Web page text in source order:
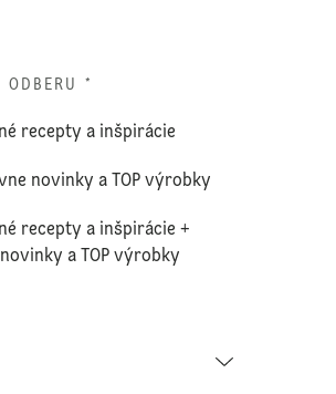
ODBERU *
recepty a inšpirácie
novinky a TOP výrobky
recepty a inšpirácie +
a TOP výrobky